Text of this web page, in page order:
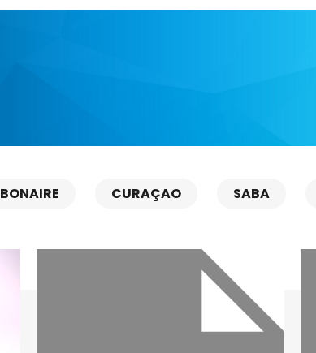
BONAIRE CURAÇAO SABA